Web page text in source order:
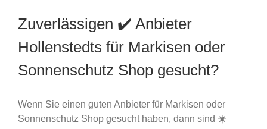
Zuverlässigen ✔️ Anbieter
Hollenstedts für Markisen oder
Sonnenschutz Shop gesucht?
Wenn Sie einen guten Anbieter für Markisen oder
Sonnenschutz Shop gesucht haben, dann sind ☀️